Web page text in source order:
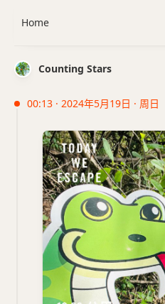
Counting Stars
00:13 · 2024年5月19日 · 周日
Home